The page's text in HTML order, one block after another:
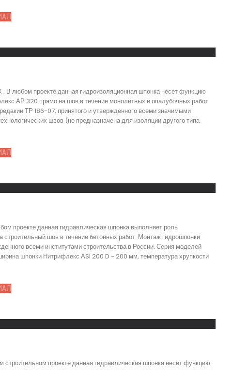
В любом проекте данная гидроизоляционная шпонка несет функцию
АР 320 прямо на шов в течение монолитных и опалубочных работ.
ТР 186-07, принятого и утвержденного всеми значимыми
швов (не предназначена для изоляции другого типа
проекте данная гидравлическая шпонка выполняет роль
шов в течение бетонных работ. Монтаж гидрошпонки
всеми институтами строительства в России. Серия моделей
шпонки Нитрифлекс АSI 200 D - 200 мм, температура хрупкости
проекте данная гидравлическая шпонка несет функцию